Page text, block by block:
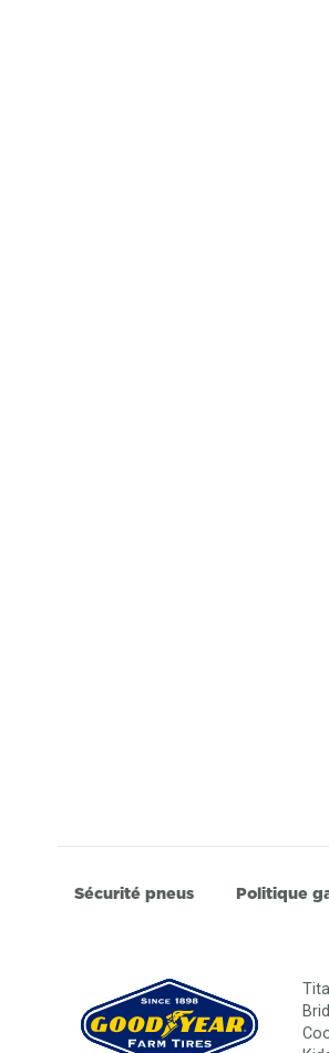
Sécurité pneus Politique